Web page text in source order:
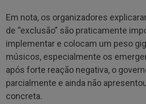
Em nota, os organizadores
de “exclusão” são praticamente
implementar e colocam um peso
músicos, especialmente os
após forte reação negativa, o
parcialmente e ainda não
concreta.